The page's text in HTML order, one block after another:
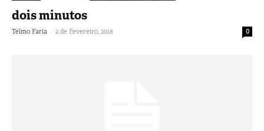
dois minutos
Telmo Faria - 2 de Fevereiro, 2018 0